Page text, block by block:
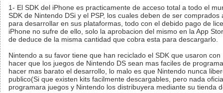
1- El SDK del iPhone es practicamente de acceso total a todo el
SDK de Nintendo DSi y el PSP, los cuales deben de ser comprados
para desarrollar en sus plataformas, todo con el debido pago de
iPhone no sufre de ello, solo la aprobacion del mismo en la App
de deduce de la misma cantidad que cobra esta para descargarlo.
Nintendo a su favor tiene que han reciclado el SDK que usaron
hacer que los juegos de Nintendo DS sean mas faciles de
hacer mas barato el desarrollo, lo malo es que Nintendo nunca
publico(Si que existen kits facilmente descargables, pero nada
programara juegos y Nintendo los distribuyera mediante su tienda